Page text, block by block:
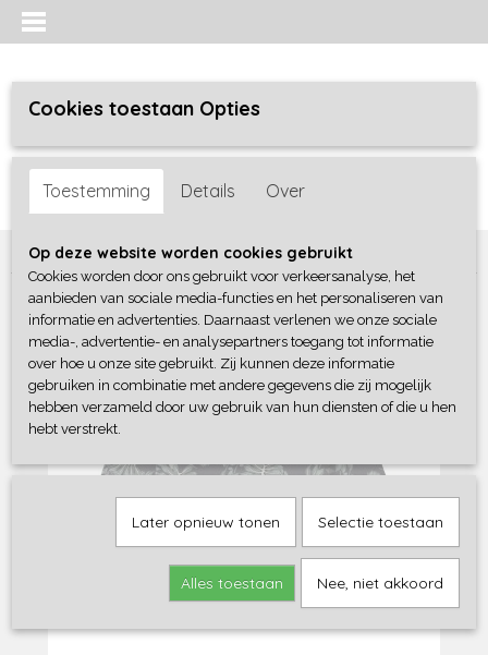
Inloggen Registreren
Home >Jongens baby>Sweaters / Truien / Vesten
Cookies toestaan Opties
Toestemming Details Over
Op deze website worden cookies gebruikt
Cookies worden door ons gebruikt voor verkeersanalyse, het
aanbieden van sociale media-functies en het personaliseren van
informatie en advertenties. Daarnaast verlenen we onze sociale
media-, advertentie- en analysepartners toegang tot informatie
over hoe u onze site gebruikt. Zij kunnen deze informatie
gebruiken in combinatie met andere gegevens die zij mogelijk
hebben verzameld door uw gebruik van hun diensten of die u hen
hebt verstrekt.
Later opnieuw tonen Selectie toestaan
Alles toestaan Nee, niet akkoord